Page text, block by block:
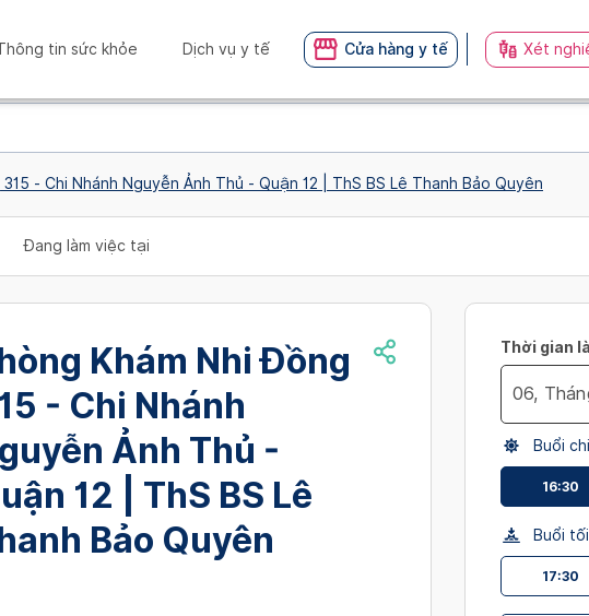
tin sức khỏe Dịch vụ y tế Cửa hàng y tế Xét
- Chi Nhánh Nguyễn Ảnh Thủ - Quận 12 | ThS BS Lê Thanh Bảo Quyên
Đang làm việc tại
Khám Nhi Đồng
- Chi Nhánh
Ảnh Thủ -
12 | ThS BS Lê
Bảo Quyên
Thời gian
Navigate
forward
interact
with
the
calendar
Buổi
16:30
Buổi tối
17:30